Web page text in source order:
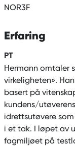
NOR3F
Erfaring
PT
Hermann omtaler
virkeligheten».
basert på
kundens/
idrettsutøvere
i et tak. I løpet av
fagmiljøet på